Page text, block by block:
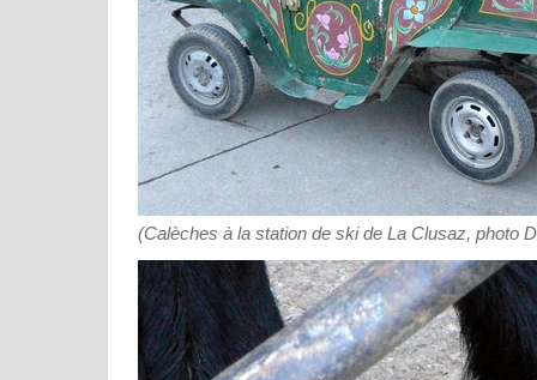
(Calèches à la station de ski de La Clusaz, photo